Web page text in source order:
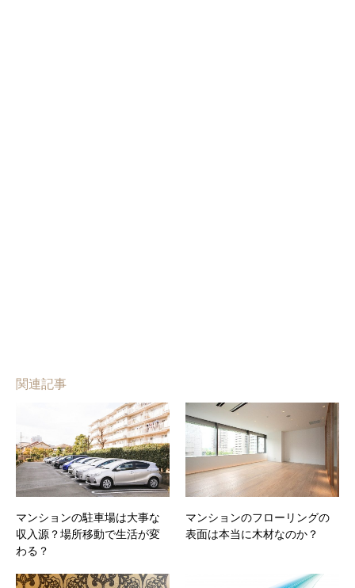
関連記事
マンションの駐車場は大事な
収入源？場所移動で生活が変
わる？
マンションのフローリングの
表面は本当に木材なのか？